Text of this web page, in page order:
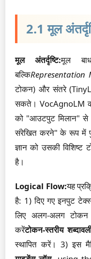
2.1 मूल
मूल अंतर्दृष्टि:मूल
बल्किRepresentation
टोकन) और संतरे
सकते। VocAgnoLM
को "आउटपुट मिलान" से
संरेखित करने" के रूप में
ज्ञान को उसकी
है।
Logical Flow:यह
है: 1) दिए गए इनपुट
लिए अलग-अलग
करेंटोकन-स्तरीय
स्थापित करें। 3) इस